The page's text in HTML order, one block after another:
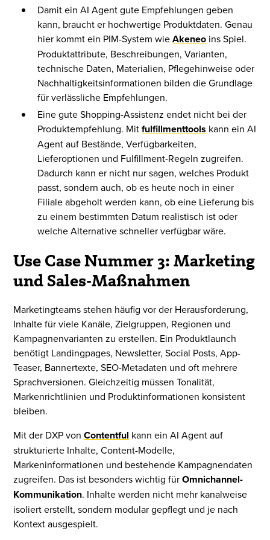
Damit ein AI Agent gute Empfehlungen geben
kann, braucht er hochwertige Produktdaten. Genau
hier kommt ein PIM-System wieAkeneo ins Spiel.
Produktattribute, Beschreibungen, Varianten,
technische Daten, Materialien, Pflegehinweise oder
Nachhaltigkeitsinformationen bilden die Grundlage
für verlässliche Empfehlungen.
Eine gute Shopping-Assistenz endet nicht bei der
Produktempfehlung. Mitfulfillmenttools kann ein AI
Agent auf Bestände, Verfügbarkeiten,
Lieferoptionen und Fulfillment-Regeln zugreifen.
Dadurch kann er nicht nur sagen, welches Produkt
passt, sondern auch, ob es heute noch in einer
Filiale abgeholt werden kann, ob eine Lieferung bis
zu einem bestimmten Datum realistisch ist oder
welche Alternative schneller verfügbar wäre.
Use Case Nummer 3: Marketing
und Sales-Maßnahmen
Marketingteams stehen häufig vor der Herausforderung,
Inhalte für viele Kanäle, Zielgruppen, Regionen und
Kampagnenvarianten zu erstellen. Ein Produktlaunch
benötigt Landingpages, Newsletter, Social Posts, App-
Teaser, Bannertexte, SEO-Metadaten und oft mehrere
Sprachversionen. Gleichzeitig müssen Tonalität,
Markenrichtlinien und Produktinformationen konsistent
bleiben.
Mit der DXP vonContentful kann ein AI Agent auf
strukturierte Inhalte, Content-Modelle,
Markeninformationen und bestehende Kampagnendaten
zugreifen. Das ist besonders wichtig fürOmnichannel-
Kommunikation. Inhalte werden nicht mehr kanalweise
isoliert erstellt, sondern modular gepflegt und je nach
Kontext ausgespielt.